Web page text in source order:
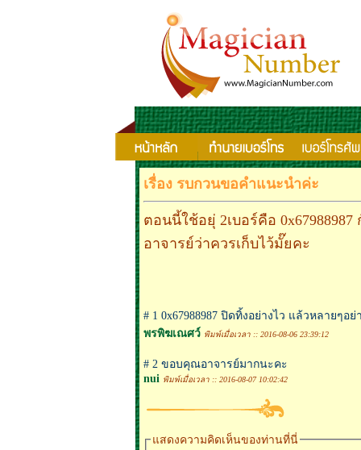
เรื่อง รบกวนขอคำแนะนำค่ะ
ตอนนี้ใช้อยุ่ 2เบอร์คือ
อาจารย์ว่าควรเก็บไว้มั๊ยคะ
# 1 0x67988987 ปิดทิ้งอย่างไว แล้วหลายๆอ
พรพิฆเณศว์ พิมพ์เมื่อเวลา :: 2016-08-06 23:39:12
# 2 ขอบคุณอาจารย์มากนะคะ
nui พิมพ์เมื่อเวลา :: 2016-08-07 10:02:42
แสดงความคิดเห็นของท่านที่นี่